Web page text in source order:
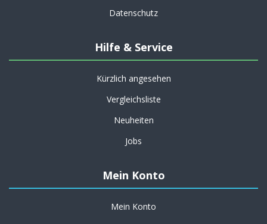
Datenschutz
Hilfe & Service
Kürzlich angesehen
Vergleichsliste
Neuheiten
Jobs
Mein Konto
Mein Konto